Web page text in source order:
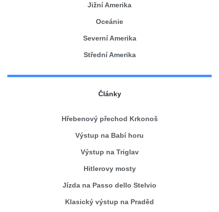
Jižní Amerika
Oceánie
Severní Amerika
Střední Amerika
Články
Hřebenový přechod Krkonoš
Výstup na Babí horu
Výstup na Triglav
Hitlerovy mosty
Jízda na Passo dello Stelvio
Klasický výstup na Praděd